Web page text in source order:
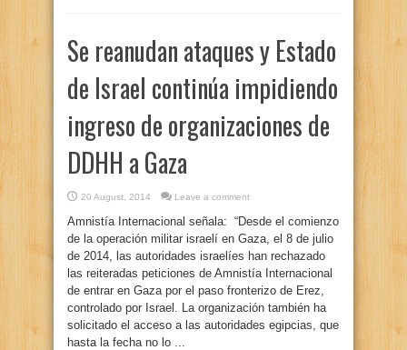
Se reanudan ataques y Estado
de Israel continúa impidiendo
ingreso de organizaciones de
DDHH a Gaza
20 August, 2014 Leave a comment
Amnistía Internacional señala: “Desde el comienzo
de la operación militar israelí en Gaza, el 8 de julio
de 2014, las autoridades israelíes han rechazado
las reiteradas peticiones de Amnistía Internacional
de entrar en Gaza por el paso fronterizo de Erez,
controlado por Israel. La organización también ha
solicitado el acceso a las autoridades egipcias, que
hasta la fecha no lo ...